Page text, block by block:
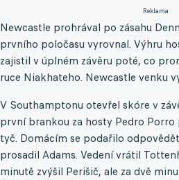
Reklama
Newcastle prohrával po zásahu
prvního poločasu vyrovnal. Výhru
zajistil v úplném závěru poté, co
ruce Niakhateho. Newcastle venku
V Southamptonu otevřel skóre v
první brankou za hosty Pedro
tyč. Domácím se podařilo
prosadil Adams. Vedení vrátil
minutě zvýšil Perišič, ale za dvě